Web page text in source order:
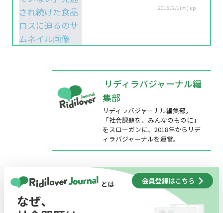
2018/2/1(木) up
リディラバジャーナル編
集部
リディラバジャーナル編集部。
「社会課題を、みんなのものに」
をスローガンに、2018年からリデ
ィラバジャーナルを運営。